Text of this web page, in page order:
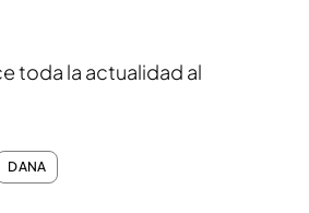
toda la actualidad al
DANA